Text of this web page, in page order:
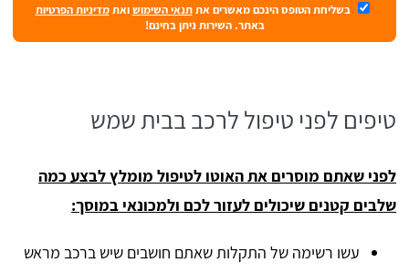
בשליחת הטופס הינכם מאשרים אתתנאי השימושואתמדיניות הפרטיות
באתר. השירות ניתן בחינם!
טיפים לפני טיפול לרכב בבית שמש
לפני שאתם מוסרים את האוטו לטיפול מומלץ לבצע כמה
שלבים קטנים שיכולים לעזור לכם ולמכונאי במוסך:
עשו רשימה של התקלות שאתם חושבים שיש ברכב מראש